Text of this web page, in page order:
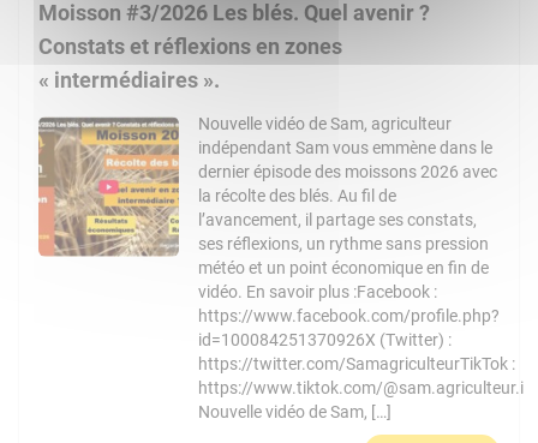
Moisson #3/2026 Les blés. Quel avenir ?
Constats et réflexions en zones
« intermédiaires ».
Nouvelle vidéo de Sam, agriculteur
indépendant Sam vous emmène dans le
dernier épisode des moissons 2026 avec
la récolte des blés. Au fil de
l’avancement, il partage ses constats,
ses réflexions, un rythme sans pression
météo et un point économique en fin de
vidéo. En savoir plus :Facebook :
https://www.facebook.com/profile.php?
id=100084251370926X (Twitter) :
https://twitter.com/SamagriculteurTikTok :
https://www.tiktok.com/@sam.agriculteur.i
Nouvelle vidéo de Sam, […]